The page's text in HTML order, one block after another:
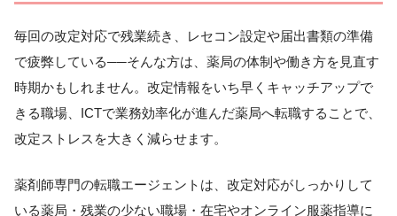
毎回の改定対応で残業続き、レセコン設定や届出書類の準備
で疲弊している──そんな方は、薬局の体制や働き方を見直す
時期かもしれません。改定情報をいち早くキャッチアップで
きる職場、ICTで業務効率化が進んだ薬局へ転職することで、
改定ストレスを大きく減らせます。
薬剤師専門の転職エージェントは、改定対応がしっかりして
いる薬局・残業の少ない職場・在宅やオンライン服薬指導に